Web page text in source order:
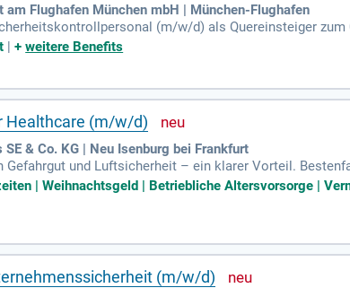
Flughafen München mbH | München-Flughafen
(m/w/d) als Quereinsteiger zum
Umfeld arbeiten möchten, sind Sie bei uns genau
auf verbotene Gegenstände. Voraussetzung sind
sowie fließende Deutsch- und Englischkenntnisse.
Sozialleistungen. Werfen Sie jetzt einen Blick
|+weitere Benefits
Healthcare (m/w/d)
& Co. KG | Neu Isenburg bei Frankfurt
Gefahrgut und Luftsicherheit – ein klarer Vorteil.
eine ZÜP (Zuverlässigkeitsüberprüfung).
| Weihnachtsgeld | Betriebliche Altersvorsorge |
(m/w/d)